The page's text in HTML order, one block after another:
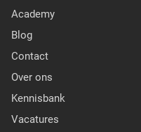
Academy
Blog
Contact
Over ons
Kennisbank
Vacatures